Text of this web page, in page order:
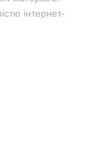
інтернет-